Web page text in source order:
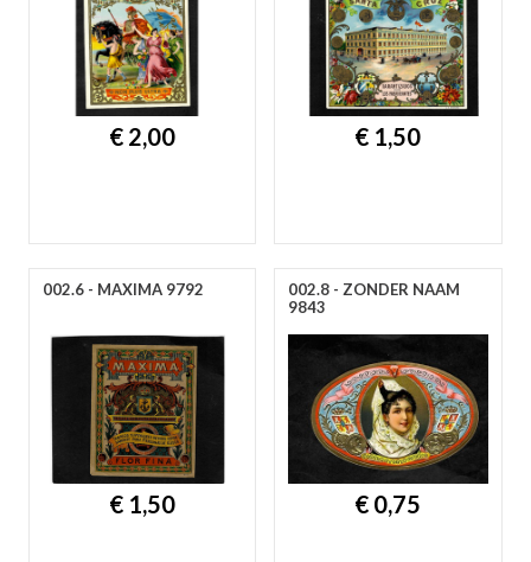
€ 2,00 € 1,50
002.6 - MAXIMA 9792
€ 1,50
002.8 - ZONDER NAAM
9843
€ 0,75